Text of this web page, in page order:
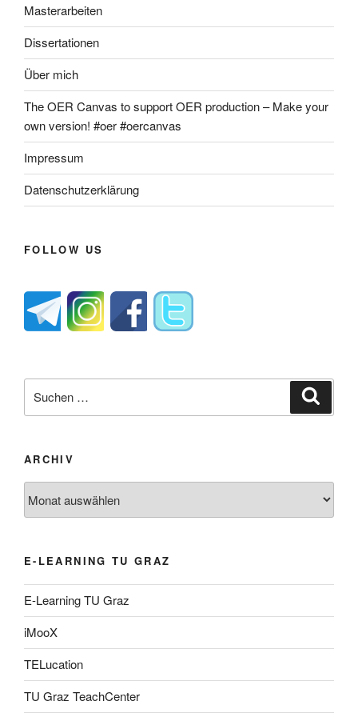
Masterarbeiten
Dissertationen
Über mich
The OER Canvas to support OER production – Make your
own version! #oer #oercanvas
Impressum
Datenschutzerklärung
FOLLOW US
nach:
ARCHIV
E-LEARNING TU GRAZ
E-Learning TU Graz
iMooX
TELucation
TU Graz TeachCenter